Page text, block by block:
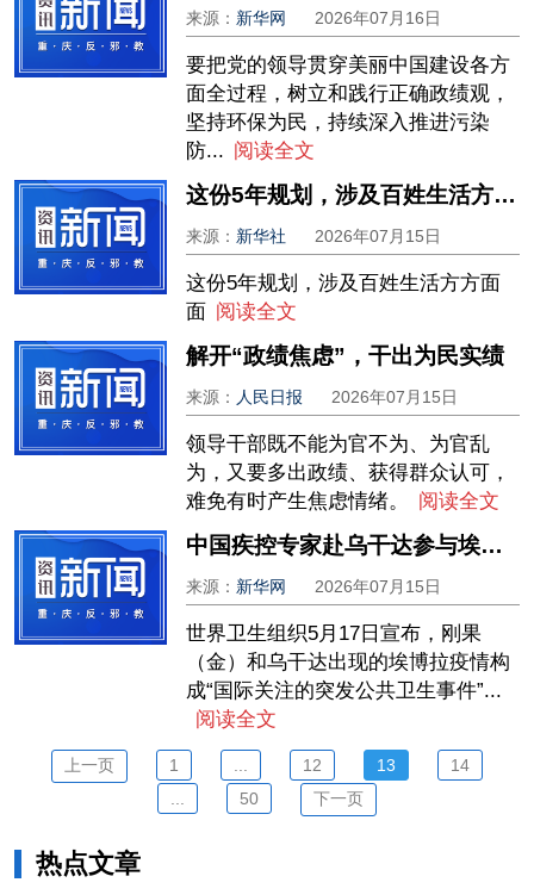
来源： 新华网 2026年07月16日
要把党的领导贯穿美丽中国建设各方
面全过程，树立和践行正确政绩观，
坚持环保为民，持续深入推进污染
防... 阅读全文
这份5年规划，涉及百姓生活方方面面
来源： 新华社 2026年07月15日
这份5年规划，涉及百姓生活方方面
面 阅读全文
解开“政绩焦虑”，干出为民实绩
来源： 人民日报 2026年07月15日
领导干部既不能为官不为、为官乱
为，又要多出政绩、获得群众认可，
难免有时产生焦虑情绪。
阅读全文
中国疾控专家赴乌干达参与埃博拉疫情防控国际合作
来源： 新华网 2026年07月15日
世界卫生组织5月17日宣布，刚果
（金）和乌干达出现的埃博拉疫情构
成“国际关注的突发公共卫生事件”...
阅读全文
上一页 1 12 13
14
50 下一页
热点文章